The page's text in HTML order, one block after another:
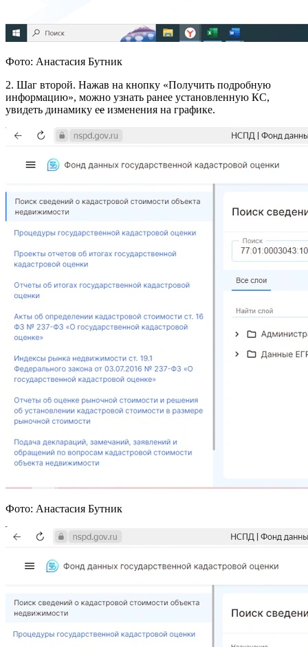
Фото: Анастасия Бутник
2. Шаг второй. Нажав на кнопку «Получить подробную
информацию», можно узнать ранее установленную КС,
увидеть динамику ее изменения на графике.
Фото: Анастасия Бутник